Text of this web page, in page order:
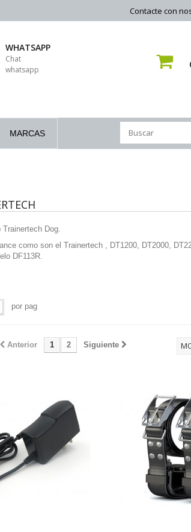
Contacte con
WHATSAPP
Chat
whatsapp
MARCAS
Dog.
como son el Trainertech , DT1200, DT2000,
DF113R.
por pag
Anterior 1 2 Siguiente